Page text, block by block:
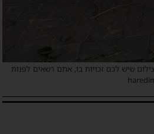
שיש לכם זכויות בו, אתם רשאים לפנות